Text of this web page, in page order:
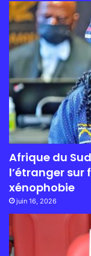
Afrique du
l’étranger sur
xénophobie
juin 16, 2026